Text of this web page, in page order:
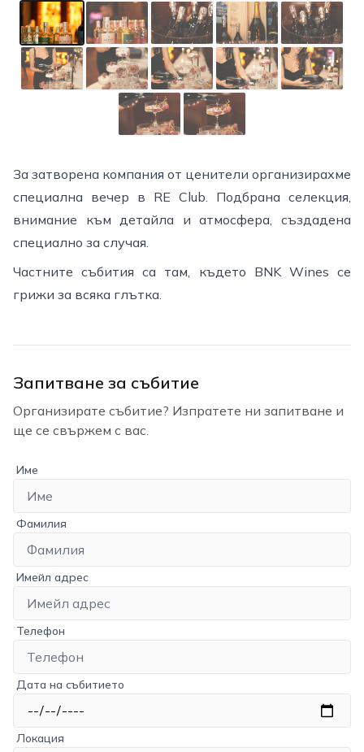
За затворена компания от ценители организирахме
специална вечер в RE Club. Подбрана селекция,
внимание към детайла и атмосфера, създадена
специално за случая.
Частните събития са там, където BNK Wines се
грижи за всяка глътка.
Запитване за събитие
Организирате събитие? Изпратете ни запитване и
ще се свържем с вас.
Име
Фамилия
Имейл адрес
Телефон
Дата на събитието
Локация